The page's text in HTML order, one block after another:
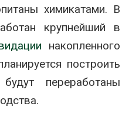
химикатами. В
крупнейший в
накопленного
построить
переработаны